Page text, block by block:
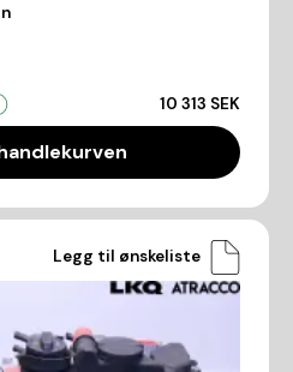
10 313 SEK
Legg til ønskeliste